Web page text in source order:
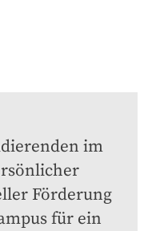
im
Förderung
für ein